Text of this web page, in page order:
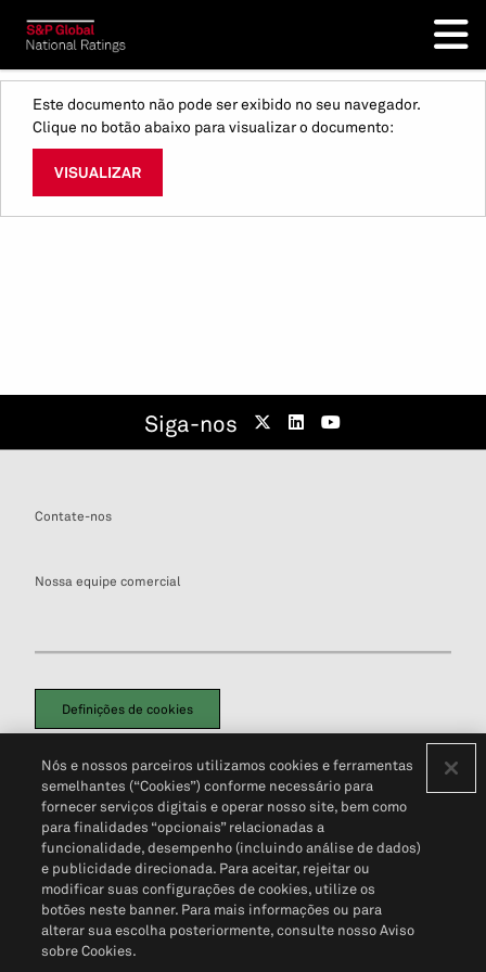
Este documento não pode ser exibido no seu navegador.
Clique no botão abaixo para visualizar o documento:
VISUALIZAR
Siga-nos
Contate-nos
Nossa equipe comercial
Definições de cookies
Política de PrivacidadePortal de privacidade do cliente (em inglês)
Não Venda Minhas Informações Pessoais© 2026 S&P Global
Nós e nossos parceiros utilizamos cookies e ferramentas
semelhantes (“Cookies”) conforme necessário para
fornecer serviços digitais e operar nosso site, bem como
para finalidades “opcionais” relacionadas a
funcionalidade, desempenho (incluindo análise de dados)
e publicidade direcionada. Para aceitar, rejeitar ou
modificar suas configurações de cookies, utilize os
botões neste banner. Para mais informações ou para
alterar sua escolha posteriormente, consulte nosso Aviso
sobre Cookies.